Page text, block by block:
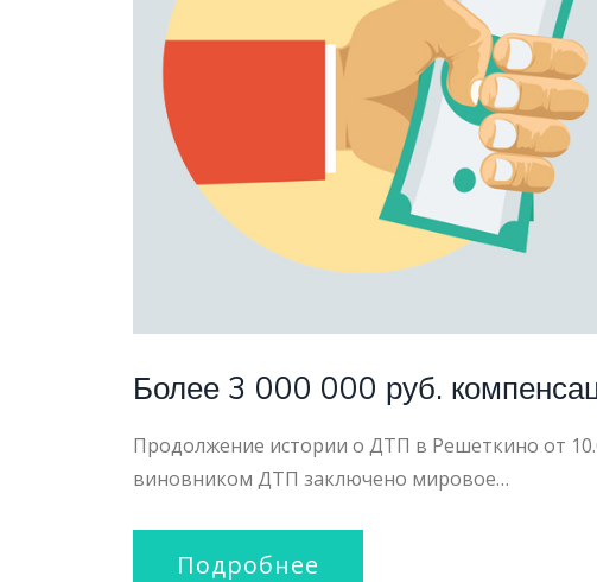
ПАТРИОТ
Более 3 000 000 руб.
Продолжение истории о ДТП в Решеткино от
виновником ДТП заключено мировое…
Подробнее